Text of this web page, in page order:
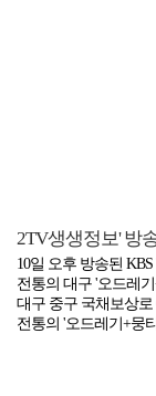
2TV생생정보' 방
10일 오후 방송된
전통의 대구 '오드레
대구 중구 국채보상로
전통의 '오드레기+뭉